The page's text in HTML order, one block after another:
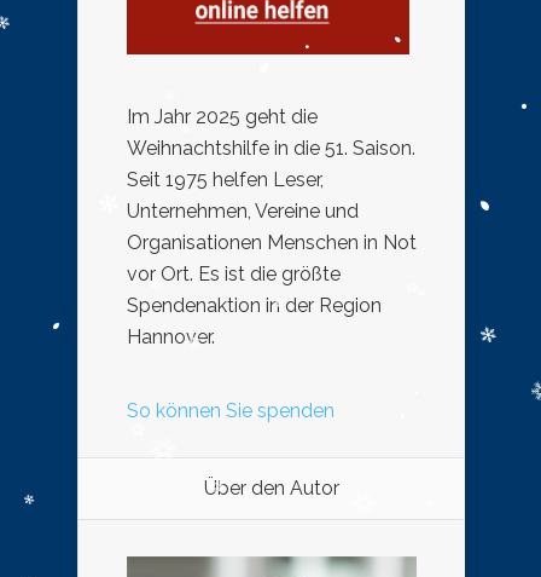
Im Jahr 2025 geht die
Weihnachtshilfe in die 51. Saison.
Seit 1975 helfen Leser,
Unternehmen, Vereine und
Organisationen Menschen in Not
vor Ort. Es ist die größte
Spendenaktion in der Region
Hannover.
So können Sie spenden
Über den Autor